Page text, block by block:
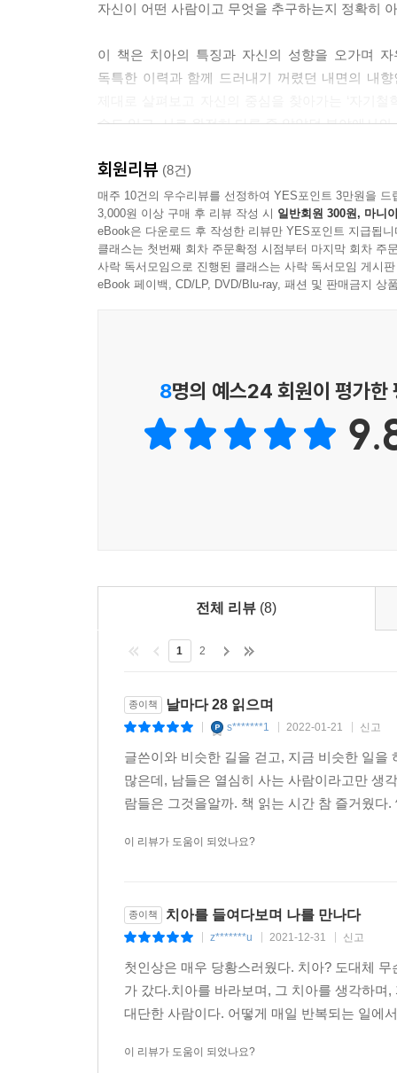
을 역행하지 않고 받아들이고 이해해보기로 했다
에너지를 빼앗긴다. 이 사실을 이해한 후부터는
밑그림을 부지런히 그리는 스타일이다.
--- 「크기가 작아도 어금니 두번째 작은어금니」
흔히 내향인이 안전지대 밖으로 벗어나는 것을
혼자 조용히 연구할 수 있는 것이라면 새로운 시
고 그 실행력을 추진력으로, 엉덩이의 힘을 연료로
에 내가 속해 있었다는 사실이 떠올랐다. (…) 다
아직 끝낼 생각이 없는 시험을 치르면서 행간을
자신이 어떤 사람이고 무엇을 추구하는지 정확히
이 책은 치아의 특징과 자신의 성향을 오가며
독특한 이력과 함께 드러내기 꺼렸던 내면의 내
수도 있고, 서로 완전히 다른 줄 알았던 분야에서
부정적 함의를 품고 있는 내향성
반드시 고쳐야만 하는 성향일까
20세기 산업 성장의 영향으로 내면보다는 외면
각인되었다. 그러다보니 타인에게 보이는 자신의
카를 융이 말한 것처럼 완전한 내향성 또는 외
성향이 우월하다고 할 수 없다. 저자는 각자의
숨은 잠재력을 발휘할 수 있고 자신을 억압하던
저자는 여러 사람과의 협업을 필요로 하는 건축기
전혀 무관할 것 같은 분야일지라도 서로 통하는
아니라고 말한다. 경계가 허물어지고 있는 세상에
힘겨워한다. 사회성이 부족하다고 생각할 수 있
소통하면 업무 만족은 물론 효율도 극대화할 수 있
저자는 지금까지 외향인 위주의 세상이었다면
집중력, 관찰력, 공감력을 발휘할 수 있는 방법을
했고 앞으로도 그럴 것이기에…….
회원리뷰 (8건)
매주 10건의 우수리뷰를 선정하여 YES포인트 3만원을 드
3,000원 이상 구매 후 리뷰 작성 시 일반회원 300원, 마니
eBook은 다운로드 후 작성한 리뷰만 YES포인트 지급됩니
클래스는 첫번째 회차 주문확정 시점부터 마지막 회차 주
사락 독서모임으로 진행된 클래스는 사락 독서모임 게시
eBook 페이백, CD/LP, DVD/Blu-ray, 패션 및 판매금지 상
8명의 예스24 회원이 평가한
전체 리뷰 (8)
1 2
종이책 날마다 28 읽으며
s*******1 2022-01-21 신고
글쓴이와 비슷한 길을 걷고, 지금 비슷한 일
많은데, 남들은 열심히 사는 사람이라고만 생
람들은 그것을알까. 책 읽는 시간 참 즐거웠다
이 리뷰가 도움이 되었나요?
종이책 치아를 들여다보며 나를 만나다
z*******u 2021-12-31 신고
첫인상은 매우 당황스러웠다. 치아? 도대체
가 갔다.치아를 바라보며, 그 치아를 생각하
대단한 사람이다. 어떻게 매일 반복되는 일에
이 리뷰가 도움이 되었나요?